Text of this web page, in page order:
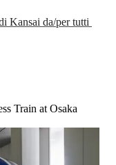
Kansai da/per tutti
Train at Osaka